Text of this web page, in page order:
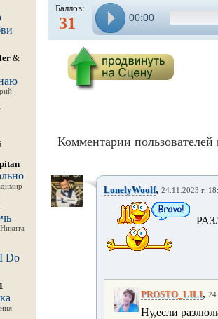
&
Do
Баллов:
31 00:00
Комментарии пользователей
LonelyWoolf, 24.11.2023 г.
PROSTO_LILI,
Ну,если